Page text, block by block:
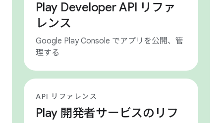
Play Developer API リファ
レンス
Google Play Console でアプリを公開、管
理する
API リファレンス
Play 開発者サービスのリフ